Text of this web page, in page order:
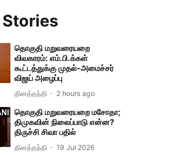
தொகுதி மறுவரையறை
விவகாரம்: எம்.பி.க்கள்
கூட்டத்துக்கு முதல்-அமைச்சர்
விஜய் அழைப்பு
தினத்தந்தி 2 hours ago
தொகுதி மறுவரையறை மசோதா;
திமுகவின் நிலைப்பாடு என்ன?
திருச்சி சிவா பதில்
தினத்தந்தி 19 Jul 2026